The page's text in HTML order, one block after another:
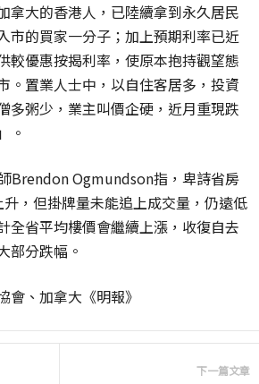
拿大的香港人，已陸續拿到永久居民
市的買家一分子；加上預期利率已近
較優惠按揭利率，使原本抱持觀望態
。置業人士中，以自住客居多，投資
多粥少，業主叫價企硬，近月重現跌
。
Brendon Ogmundson指，卑詩省房
，但掛牌量未能追上成交量，仍遠低
全省平均樓價會繼續上漲，收復自去
部分跌幅。
會、加拿大《明報》
下一篇文章